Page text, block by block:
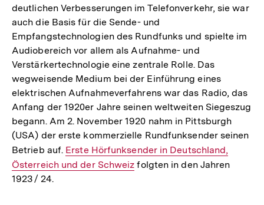
deutlichen Verbesserungen im Telefonverkehr, sie war
auch die Basis für die Sende- und
Empfangstechnologien des Rundfunks und spielte im
Audiobereich vor allem als Aufnahme- und
Verstärkertechnologie eine zentrale Rolle. Das
wegweisende Medium bei der Einführung eines
elektrischen Aufnahmeverfahrens war das Radio, das
Anfang der 1920er Jahre seinen weltweiten Siegeszug
begann. Am 2. November 1920 nahm in Pittsburgh
(USA) der erste kommerzielle Rundfunksender seinen
Betrieb auf. Interner
Link:
Erste Hörfunksender in Deutschland,
Österreich und der Schweiz folgten in den Jahren
1923 / 24.